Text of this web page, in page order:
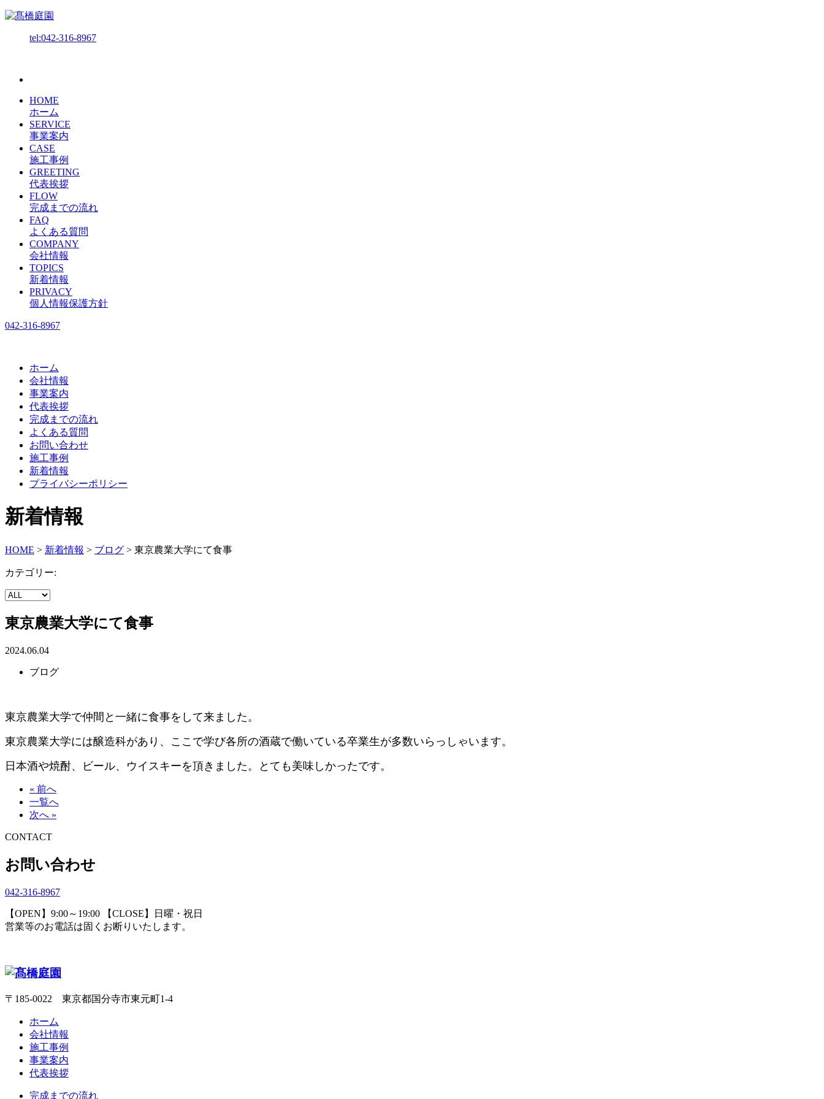
tel:042-316-8967
HOME
ホーム
SERVICE
事業案内
CASE
施工事例
GREETING
代表挨拶
FLOW
完成までの流れ
FAQ
よくある質問
COMPANY
会社情報
TOPICS
新着情報
PRIVACY
個人情報保護方針
042-316-8967
ホーム
会社情報
事業案内
代表挨拶
完成までの流れ
よくある質問
お問い合わせ
施工事例
新着情報
プライバシーポリシー
新着情報
HOME > 新着情報 > ブログ > 東京農業大学にて食事
カテゴリー:
東京農業大学にて食事
2024.06.04
ブログ
東京農業大学で仲間と一緒に食事をして来ました。
東京農業大学には醸造科があり、ここで学び各所の酒蔵で働いている卒業生が多数いらっしゃいます。
日本酒や焼酎、ビール、ウイスキーを頂きました。とても美味しかったです。
« 前へ
一覧へ
次へ »
CONTACT
お問い合わせ
042-316-8967
【OPEN】9:00～19:00 【CLOSE】日曜・祝日
営業等のお電話は固くお断りいたします。
〒185-0022 東京都国分寺市東元町1-4
ホーム
会社情報
施工事例
事業案内
代表挨拶
完成までの流れ